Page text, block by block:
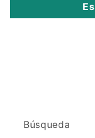
Búsqueda